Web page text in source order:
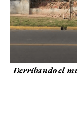
Derribando el